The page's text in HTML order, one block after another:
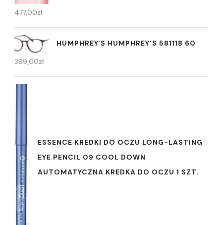
477,00zł
HUMPHREY´S HUMPHREY'S 581118 60
399,00zł
ESSENCE KREDKI DO OCZU LONG-LASTING
EYE PENCIL 09 COOL DOWN
AUTOMATYCZNA KREDKA DO OCZU 1 SZT.